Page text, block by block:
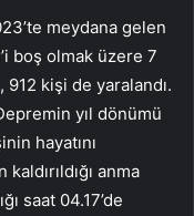
meydana gelen
boş olmak üzere 7
912 kişi de yaralandı.
yıl dönümü
hayatını
anma
saat 04.17’de